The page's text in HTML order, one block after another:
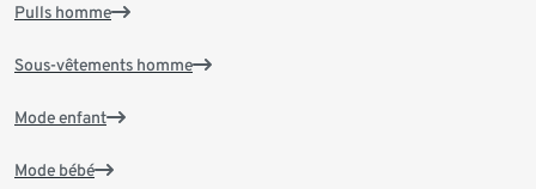
Pulls homme
Sous-vêtements homme
Mode enfant
Mode bébé